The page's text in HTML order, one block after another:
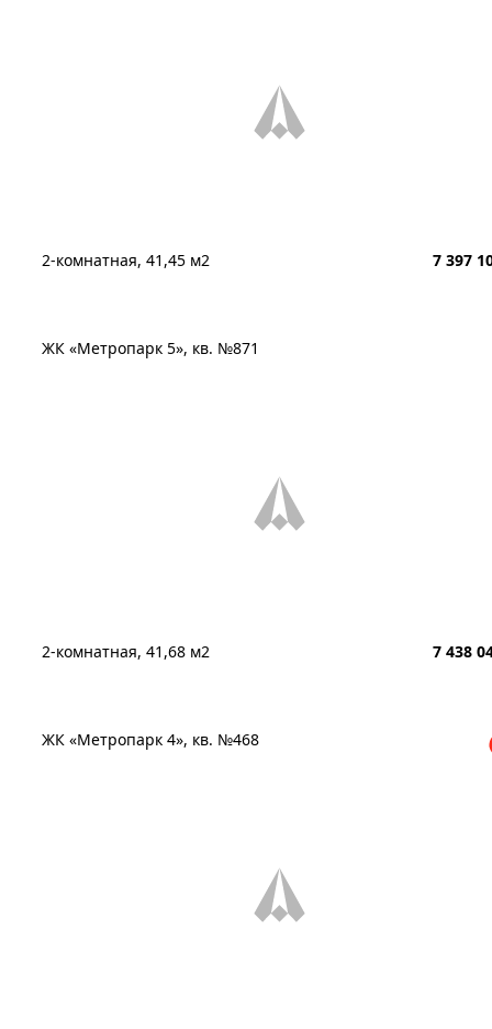
2-комнатная, 41,45 м2 7 397
ЖК «Метропарк 5», кв. №871
2-комнатная, 41,68 м2 7 438
ЖК «Метропарк 4», кв. №468